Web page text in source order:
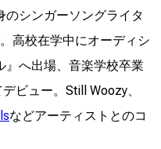
のシンガーソングライタ
。高校在学中にオーディシ
』へ出場、音楽学校卒業
ビュー。Still Woozy、
などアーティストとのコ